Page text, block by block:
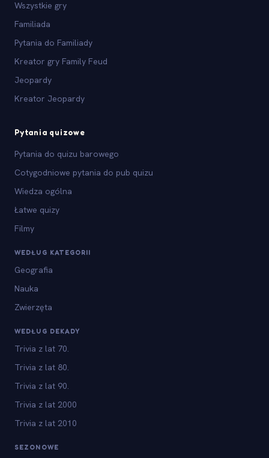
Wszystkie gry
Familiada
Pytania do Familiady
Kreator gry Family Feud
Jeopardy
Kreator Jeopardy
Pytania quizowe
Pytania do quizu barowego
Cotygodniowe pytania do pub quizu
Wiedza ogólna
Łatwe quizy
Filmy
WEDŁUG KATEGORII
Geografia
Nauka
Zwierzęta
WEDŁUG DEKADY
Trivia z lat 70.
Trivia z lat 80.
Trivia z lat 90.
Trivia z lat 2000
Trivia z lat 2010
SEZONOWE